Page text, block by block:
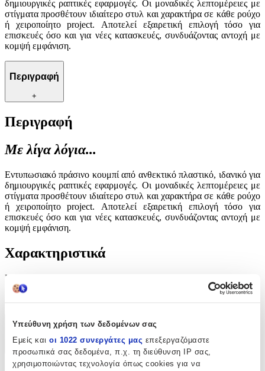
Υπεύθυνη χρήση των δεδομένων σας
Εμείς και οι 1022 συνεργάτες μας επεξεργαζόμαστε
προσωπικά σας δεδομένα, π.χ. τη διεύθυνση IP σας,
χρησιμοποιώντας τεχνολογία όπως cookies για να
δημιουργικές ραπτικές εφαρμογές. Οι μοναδικές λεπτομέρειες με
στίγματα προσθέτουν ιδιαίτερο στυλ και χαρακτήρα σε κάθε ρούχο
ή χειροποίητο project. Αποτελεί εξαιρετική επιλογή τόσο για
επισκευές όσο και για νέες κατασκευές, συνδυάζοντας αντοχή με
κομψή εμφάνιση.
Περιγραφή
+
Περιγραφή
Με λίγα λόγια...
Εντυπωσιακό πράσινο κουμπί από ανθεκτικό πλαστικό, ιδανικό για
δημιουργικές ραπτικές εφαρμογές. Οι μοναδικές λεπτομέρειες με
στίγματα προσθέτουν ιδιαίτερο στυλ και χαρακτήρα σε κάθε ρούχο
ή χειροποίητο project. Αποτελεί εξαιρετική επιλογή τόσο για
επισκευές όσο και για νέες κατασκευές, συνδυάζοντας αντοχή με
κομψή εμφάνιση.
Χαρακτηριστικά
Είδος
Χαρακτηριστικά